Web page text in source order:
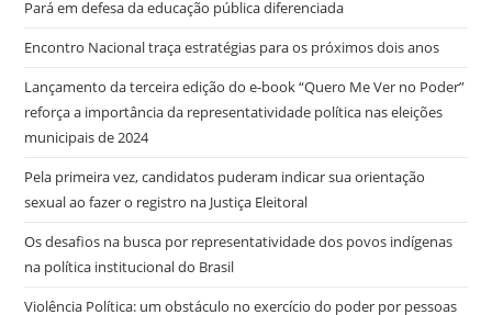
Pará em defesa da educação pública diferenciada
Encontro Nacional traça estratégias para os próximos dois anos
Lançamento da terceira edição do e-book “Quero Me Ver no Poder”
reforça a importância da representatividade política nas eleições
municipais de 2024
Pela primeira vez, candidatos puderam indicar sua orientação
sexual ao fazer o registro na Justiça Eleitoral
Os desafios na busca por representatividade dos povos indígenas
na política institucional do Brasil
Violência Política: um obstáculo no exercício do poder por pessoas